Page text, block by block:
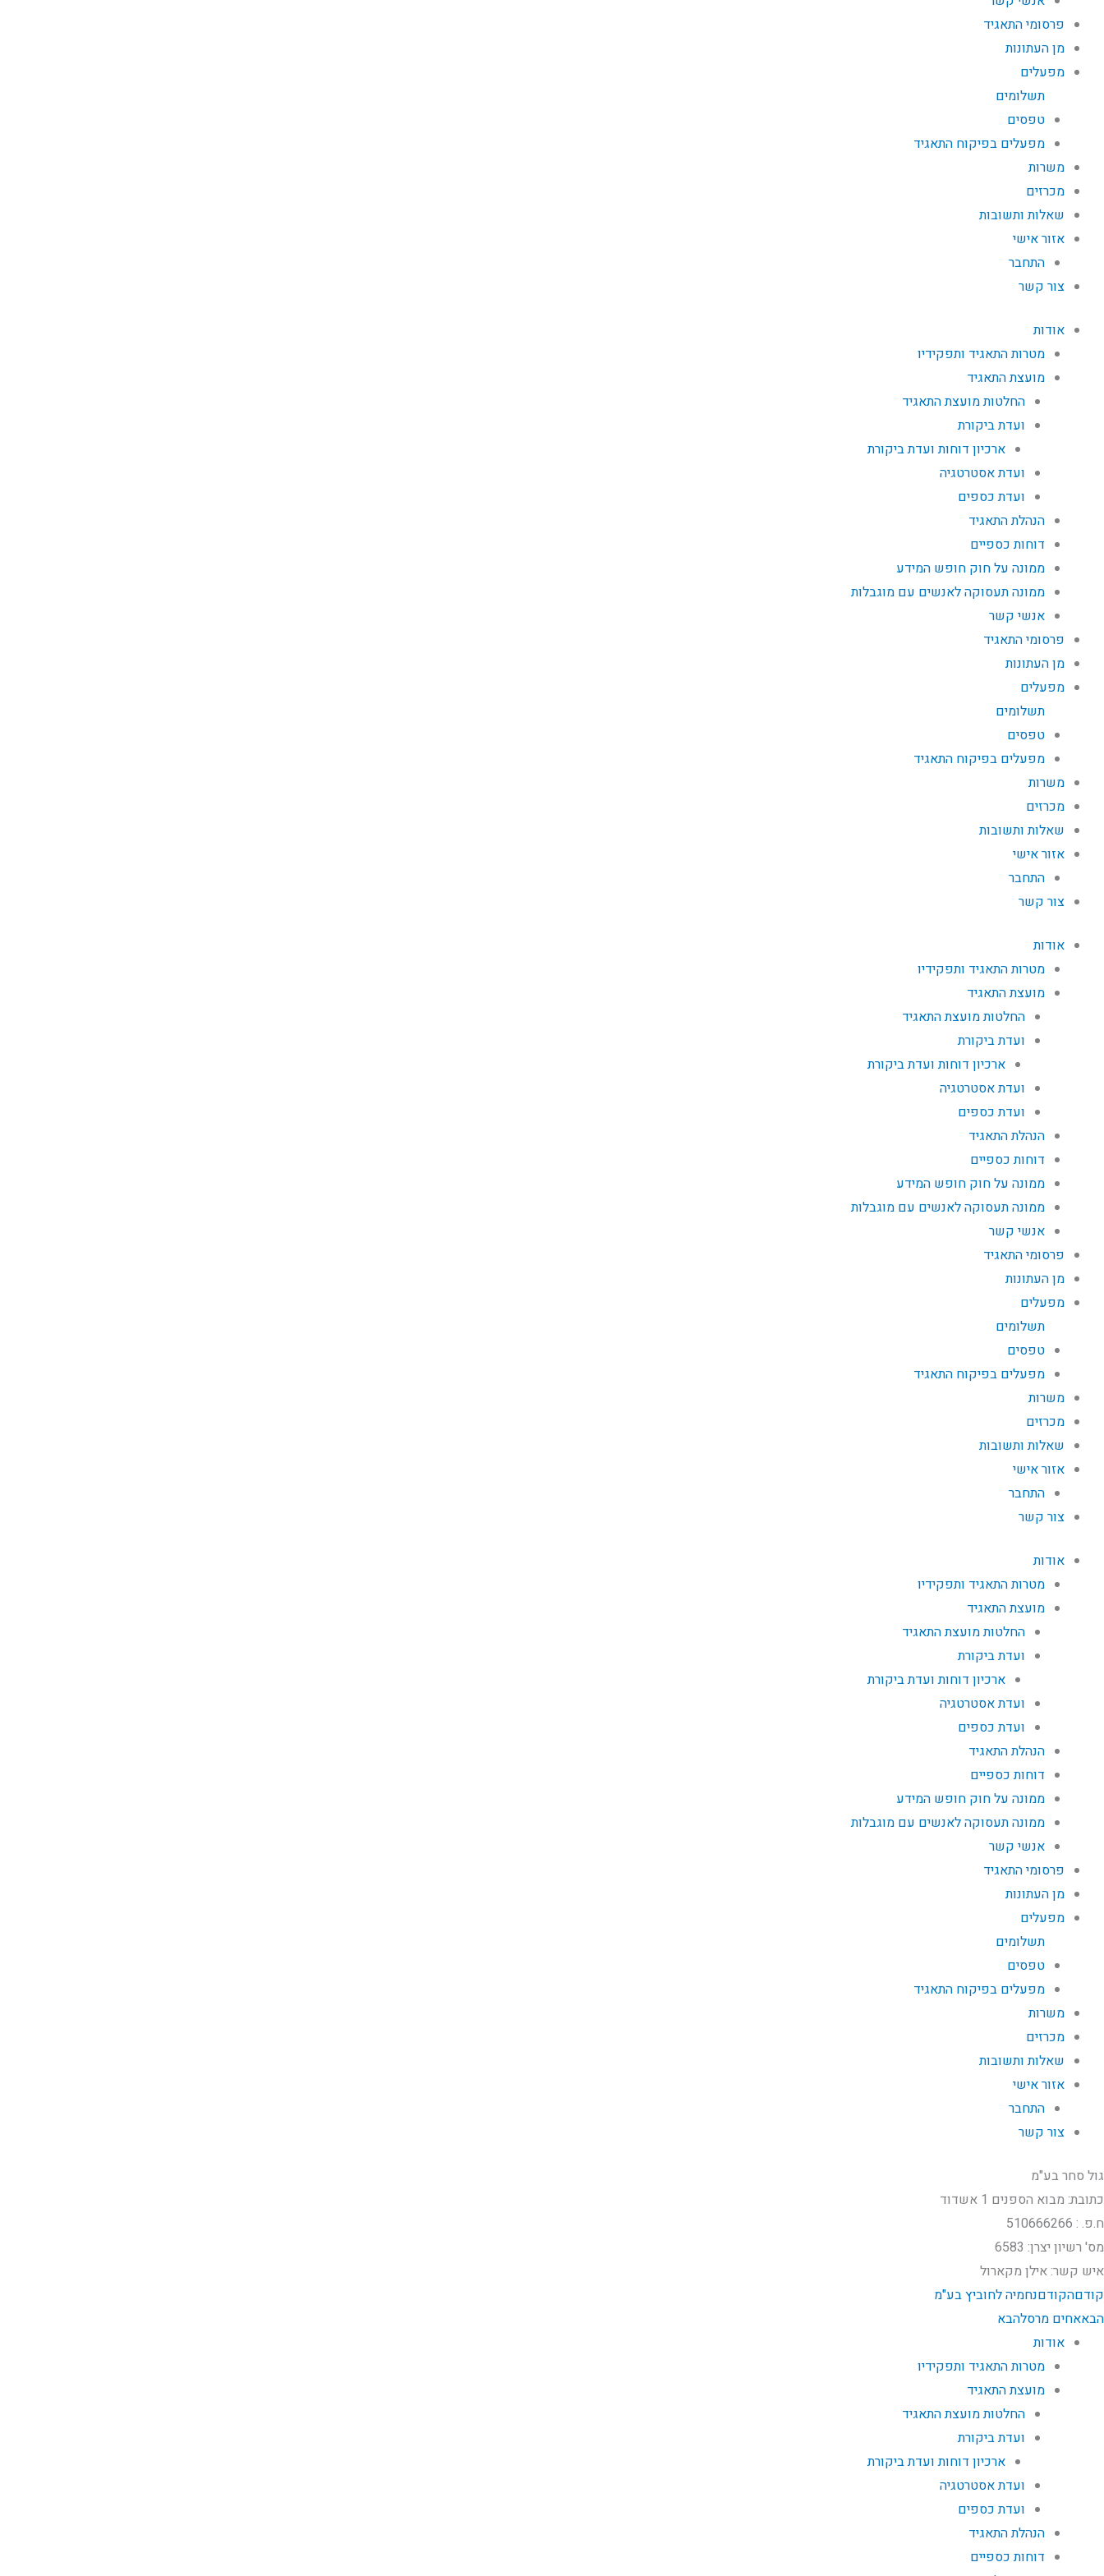
פרסומי התאגיד
מן העתונות
מפעלים
תשלומים
טפסים
מפעלים בפיקוח התאגיד
משרות
מכרזים
שאלות ותשובות
אזור אישי
התחבר
צור קשר
אודות
מטרות התאגיד ותפקידיו
מועצת התאגיד
החלטות מועצת התאגיד
ועדת ביקורת
ארכיון דוחות ועדת ביקורת
ועדת אסטרטגיה
ועדת כספים
הנהלת התאגיד
דוחות כספיים
ממונה על חוק חופש המידע
ממונה תעסוקה לאנשים עם מוגבלות
אנשי קשר
פרסומי התאגיד
מן העתונות
מפעלים
תשלומים
טפסים
מפעלים בפיקוח התאגיד
משרות
מכרזים
שאלות ותשובות
אזור אישי
התחבר
צור קשר
אודות
מטרות התאגיד ותפקידיו
מועצת התאגיד
החלטות מועצת התאגיד
ועדת ביקורת
ארכיון דוחות ועדת ביקורת
ועדת אסטרטגיה
ועדת כספים
הנהלת התאגיד
דוחות כספיים
ממונה על חוק חופש המידע
ממונה תעסוקה לאנשים עם מוגבלות
אנשי קשר
פרסומי התאגיד
מן העתונות
מפעלים
תשלומים
טפסים
מפעלים בפיקוח התאגיד
משרות
מכרזים
שאלות ותשובות
אזור אישי
התחבר
צור קשר
אודות
מטרות התאגיד ותפקידיו
מועצת התאגיד
החלטות מועצת התאגיד
ועדת ביקורת
ארכיון דוחות ועדת ביקורת
ועדת אסטרטגיה
ועדת כספים
הנהלת התאגיד
דוחות כספיים
ממונה על חוק חופש המידע
ממונה תעסוקה לאנשים עם מוגבלות
אנשי קשר
פרסומי התאגיד
מן העתונות
מפעלים
תשלומים
טפסים
מפעלים בפיקוח התאגיד
משרות
מכרזים
שאלות ותשובות
אזור אישי
התחבר
צור קשר
גול סחר בע"מ
כתובת: מבוא הספנים 1 אשדוד
ח.פ. : 510666266
מס' רשיון יצרן:​ 6583
איש קשר: אילן מקארול
קודםהקודםנחמיה לחוביץ בע"מ
הבאאחים מרסלהבא
אודות
מטרות התאגיד ותפקידיו
מועצת התאגיד
החלטות מועצת התאגיד
ועדת ביקורת
ארכיון דוחות ועדת ביקורת
ועדת אסטרטגיה
ועדת כספים
הנהלת התאגיד
דוחות כספיים